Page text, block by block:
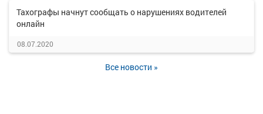
Тахографы начнут сообщать о нарушениях водителей
онлайн
08.07.2020
Все новости »